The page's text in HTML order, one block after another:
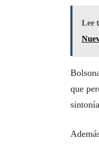
Lee
que